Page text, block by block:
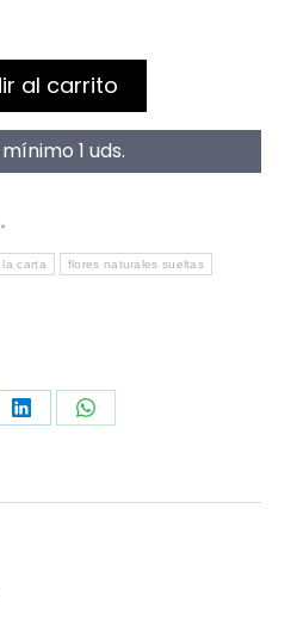
al carrito
1 uds.
la carta flores naturales sueltas
Share
LinkedIn
Share
WhatsApp